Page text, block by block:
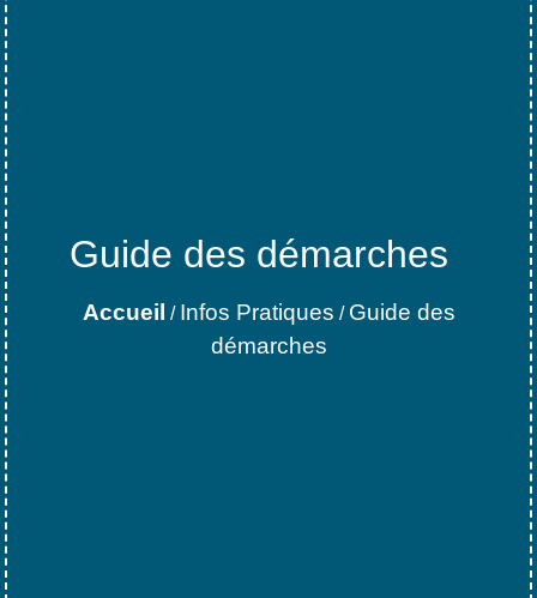
Guide des démarches
Accueil / Infos Pratiques / Guide des
démarches